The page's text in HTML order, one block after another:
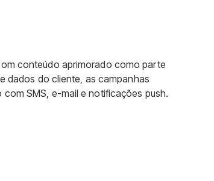
conteúdo aprimorado como parte
dados do cliente, as campanhas
SMS, e-mail e notificações push.